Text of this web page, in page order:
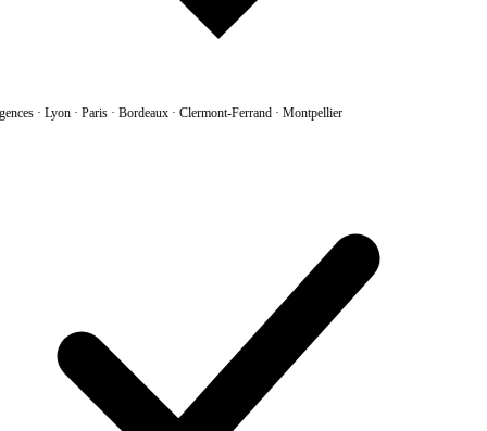
·Lyon · Paris · Bordeaux · Clermont-Ferrand · Montpellier